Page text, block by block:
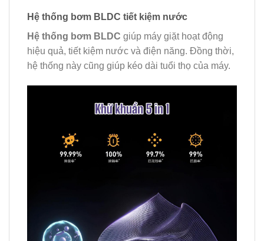
Hệ thống bơm BLDC tiết kiệm nước
Hệ thống bơm BLDC giúp máy giặt hoạt động
hiệu quả, tiết kiệm nước và điện năng. Đồng thời,
hệ thống này cũng giúp kéo dài tuổi thọ của máy.